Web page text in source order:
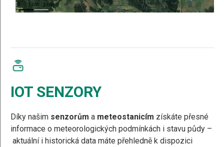
IOT SENZORY
Díky našim senzorům a meteostanicím získáte přesné
informace o meteorologických podmínkách i stavu půdy –
aktuální i historická data máte přehledně k dispozici